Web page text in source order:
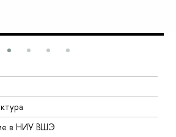
в НИУ ВШЭ